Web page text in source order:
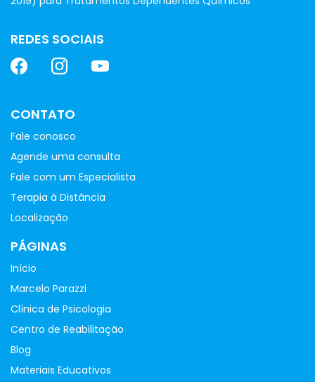
REDES SOCIAIS
CONTATO
Fale conosco
Agende uma consulta
Fale com um Especialista
Terapia à Distância
Localização
PÁGINAS
Início
Marcelo Parazzi
Clínica de Psicologia
Centro de Reabilitação
Blog
Materiais Educativos